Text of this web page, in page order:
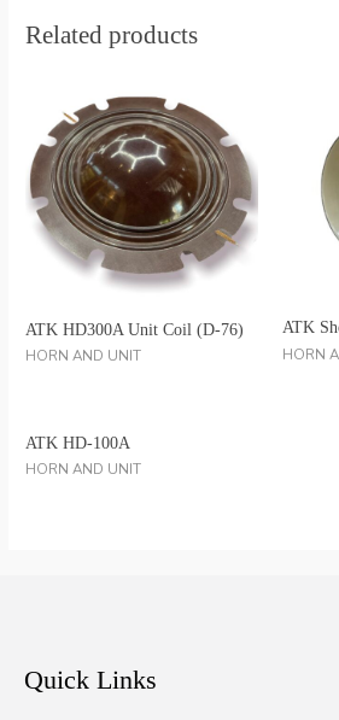
Related products
ATK HD300A Unit Coil (D-76)
HORN AND UNIT
ATK
HORN
ATK HD-100A
HORN AND UNIT
Quick Links